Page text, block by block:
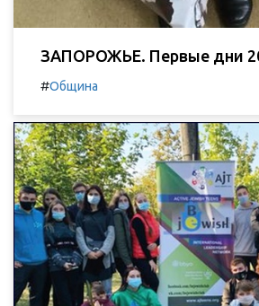
ЗАПОРОЖЬЕ. Первые дни
#Община